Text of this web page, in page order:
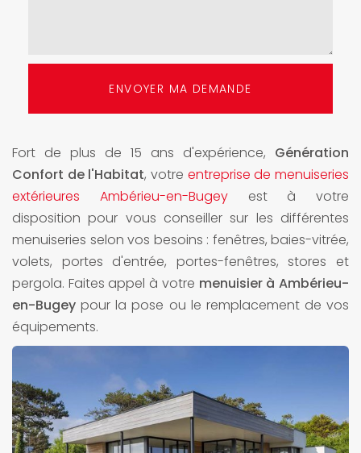
Message
ENVOYER MA DEMANDE
Fort de plus de 15 ans d'expérience, Génération
Confort de l'Habitat, votre entreprise de menuiseries
extérieures Ambérieu-en-Bugeyest à votre
disposition pour vous conseiller sur les différentes
menuiseries selon vos besoins : fenêtres, baies-vitrée,
volets, portes d'entrée, portes-fenêtres, stores et
pergola. Faites appel à votre menuisier à Ambérieu-
en-Bugey pour la pose ou le remplacement de vos
équipements.